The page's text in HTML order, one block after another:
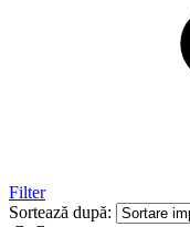
Filter
Sortează după: